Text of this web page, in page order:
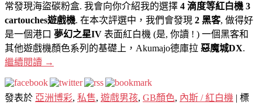
常發現海盜碳粉盒. 我會向你介紹我的選擇 4 滴度等紅白機 3
cartouches遊戲機. 在本次評選中，我們會發現 2 黑客, 做得好
是一個港口 夢幻之星IV 表面紅白機 (是, 你讀 ! ) 一個黑客和
其他遊戲機顏色系列的基礎上，Akumajo德庫拉 惡魔城DX.
繼續閱讀 →
發表於 亞洲博彩, 私售, 遊戲男孩, GB顏色, 內斯 / 紅白機 | 標